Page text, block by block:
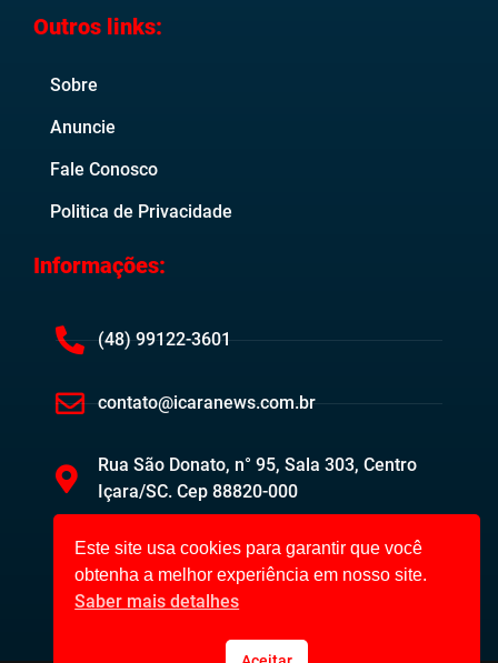
Outros links:
Sobre
Anuncie
Fale Conosco
Politica de Privacidade
Informações:
(48) 99122-3601
contato@icaranews.com.br
Rua São Donato, n° 95, Sala 303, Centro
Içara/SC. Cep 88820-000
Este site usa cookies para garantir que você
obtenha a melhor experiência em nosso site.
Saber mais detalhes